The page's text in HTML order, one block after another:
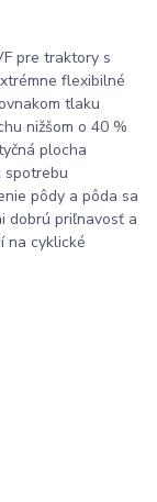
pre traktory s
flexibilné
tlaku
nižšom o 40 %
plocha
spotrebu
pôdy a pôda sa
dobrú priľnavosť a
na cyklické